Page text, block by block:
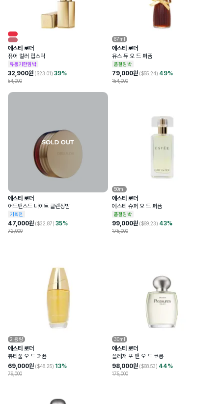
에스티 로더
퓨어 컬러 립스틱
유통기한임박
32,900원 ($23.01) 39%
54,000
67ml
에스티 로더
유스 듀 오 드 퍼퓸
품절임박
79,000원 ($55.24) 49%
154,000
에스티 로더
어드밴스드 나이트 클렌징밤
기획전
47,000원 ($32.87) 35%
72,000
50ml
에스티 로더
에스티 슈퍼 오 드 퍼퓸
품절임박
99,000원 ($69.23) 43%
175,000
2 용량
에스티 로더
뷰티풀 오 드 퍼퓸
69,000원 ($48.25) 13%
79,000
30ml
에스티 로더
플레저 포 맨 오 드 코롱
98,000원 ($68.53) 44%
175,000